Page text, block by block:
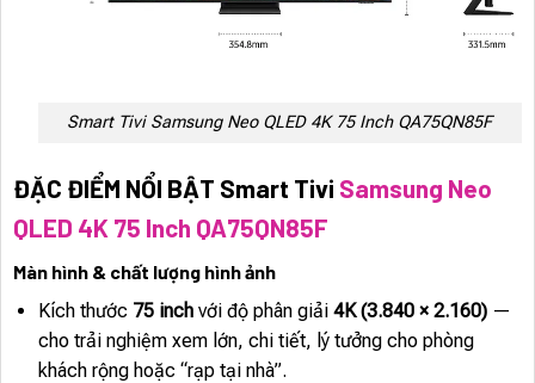
Smart Tivi Samsung Neo QLED 4K 75 Inch QA75QN85F
ĐẶC ĐIỂM NỔI BẬT Smart Tivi Samsung Neo
QLED 4K 75 Inch QA75QN85F
Màn hình & chất lượng hình ảnh
Kích thước 75 inchvới độ phân giải 4K (3.840 × 2.160)—
cho trải nghiệm xem lớn, chi tiết, lý tưởng cho phòng
khách rộng hoặc “rạp tại nhà”.